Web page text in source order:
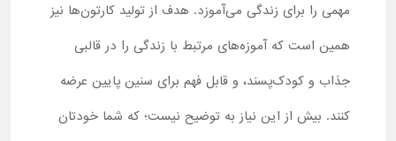
مهمی را برای زندگی می‌آموزد. هدف از تولید کارتون‌ها نیز
همین است که آموزه‌های مرتبط با زندگی را در قالبی
جذاب و کودک‌پسند، و قابل فهم برای سنین پایین عرضه
کنند. بیش از این نیاز به توضیح نیست؛ که شما خودتان